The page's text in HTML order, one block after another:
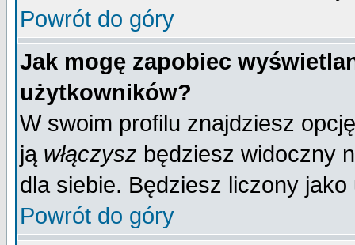
Powrót do góry
Jak mogę zapobiec
użytkowników?
W swoim profilu znajdziesz
ją włączysz będziesz widoczny
dla siebie. Będziesz liczony
Powrót do góry